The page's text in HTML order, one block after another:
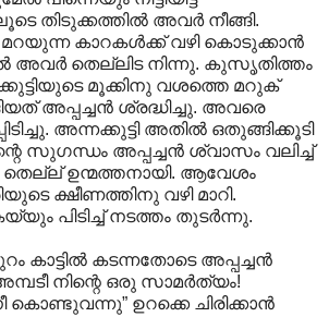
തിടുക്കത്തിൽ അവർ നീങ്ങി.
കാറകൾക്ക് വഴി കൊടുക്കാൻ
അവർ തെല്ലിട നിന്നു. കുസൃതിത്തം
മൂക്കിനു വശത്തെ മറുക്
അപ്പച്ചൻ ശ്രദ്ധിച്ചു. അവരെ
അന്നക്കുട്ടി അതിൽ ഒതുങ്ങിക്കൂടി
സുഗന്ധം അപ്പച്ചൻ ശ്വാസം വലിച്ച്
ഉന്മത്തനായി. ആവേശം
ക്ഷീണത്തിനു വഴി മാറി.
പിടിച്ച് നടത്തം തുടർന്നു.
കാട്ടിൽ കടന്നതോടെ അപ്പച്ചൻ
നിന്റെ ഒരു സാമർത്യം!
കൊണ്ടുവന്നു” ഉറക്കെ ചിരിക്കാൻ